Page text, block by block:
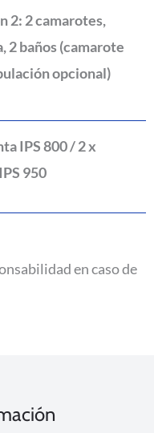
2: 2 camarotes,
2 baños (camarote
opcional)
IPS 800 / 2 x
950
en caso de